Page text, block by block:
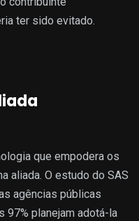
ter sido evitado.
que empodera os
aliada. O estudo do SAS
agências públicas
97% planejam adotá-la